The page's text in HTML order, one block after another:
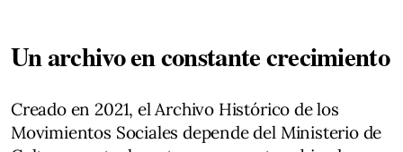
Un archivo en constante crecimiento
Creado en 2021, el Archivo Histórico de los
Movimientos Sociales depende del Ministerio de